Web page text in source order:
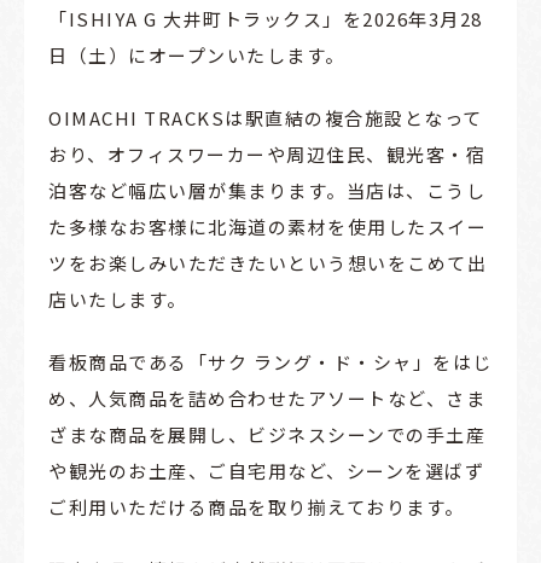
「ISHIYA G 大井町トラックス」を2026年3月 28
日（土）にオープンいたします。
OIMACHI TRACKSは駅直結の複合施設となって
おり、オフィスワーカーや周辺住民、観光客・宿
泊客など幅広い層が集まります。当店は、こうし
た多様なお客様に北海道の素材を使用したスイー
ツをお楽しみいただきたいという想いをこめて出
店いたします。
看板商品である「サク ラング・ド・シャ」をはじ
め、人気商品を詰め合わせたアソートなど、さま
ざまな商品を展開し、ビジネスシーンでの手土産
や観光のお土産、ご自宅用など、シーンを選ばず
ご利用いただける商品を取り揃えております。